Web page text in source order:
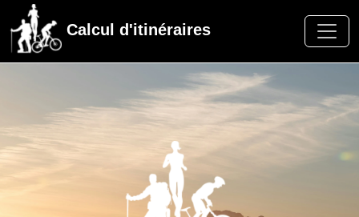
Calcul d'itinéraires